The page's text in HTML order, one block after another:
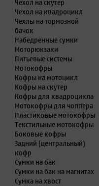
Чехол на скутер
Чехол на квадроцикл
Чехлы на тормозной
бачок
Набедренные сумки
Моторюкзаки
Питьевые системы
Мотокофры
Кофры на мотоцикл
Кофры на скутер
Кофры для квадроцикла
Мотокофры для чоппера
Пластиковые мотокофры
Текстильные мотокофры
Боковые кофры
Задний (центральный)
кофр
Сумки на бак
Сумки на бак на магнитах
Сумка на хвост